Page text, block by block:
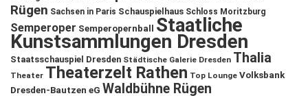
Rügen Sachsen in Paris Schauspielhaus Schloss Moritzburg
Semperoper Semperopernball Staatliche
Kunstsammlungen Dresden
Staatsschauspiel Dresden Städtische Galerie Dresden Thalia
Theater Theaterzelt Rathen Top Lounge Volksbank
Dresden-Bautzen eG Waldbühne Rügen